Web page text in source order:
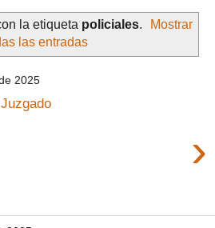
la etiqueta policiales.
Mostrar
las entradas
2025
›